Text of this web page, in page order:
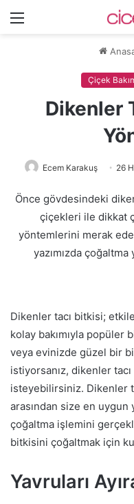
Menü
Çiçek
Dikenler
Ecem Karakuş 26
Önce gövdesindeki
çiçekleri ile dikkat
yöntemlerini merak
yazımızda
Dikenler tacı bitkisi;
kolay bakımıyla
veya evinizde güzel bir
istiyorsanız, dikenler
isteyebilirsiniz. Dikenler
arasından size en
çoğaltma işlemini
bitkisini çoğaltmak için
Yavruları